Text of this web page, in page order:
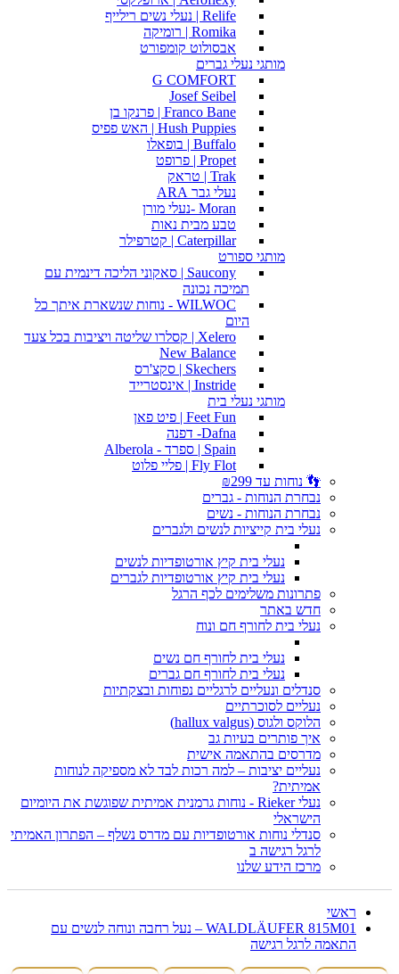
Relife | נעלי נשים רילייף
Romika | רומיקה
אבסולוט קומפורט
מותגי נעלי גברים
G COMFORT
Josef Seibel
Franco Bane | פרנקו בן
Hush Puppies | האש פפיס
Buffalo | בופאלו
Propet | פרופט
Trak | טראק
נעלי גבר ARA
Moran -נעלי מורן
טבע מבית נאות
Caterpillar | קטרפילר
מותגי ספורט
Saucony | סאקוני הליכה דינמית עם
תמיכה נכונה
WILWOC - נוחות שנשארת איתך כל
היום
Xelero | קסלרו שליטה ויציבות בכל צעד
New Balance
Skechers | סקצ'רס
Instride | אינסטרייד
מותגי נעלי בית
Feet Fun | פיט פאן
Dafna- דפנה
Spain | ספרד - Alberola
Fly Flot | פליי פלוט
👣 נוחות עד ₪299
נבחרת הנוחות - גברים
נבחרת הנוחות - נשים
נעלי בית קייציות לנשים ולגברים
נעלי בית קיץ אורטופדיות לנשים
נעלי בית קיץ אורטופדיות לגברים
פתרונות משלימים לכף הרגל
חדש באתר
נעלי בית לחורף חם ונוח
נעלי בית לחורף חם נשים
נעלי בית לחורף חם גברים
סנדלים ונעליים לרגליים נפוחות ובצקתיות
נעליים לסוכרתיים
הלוקס ולגוס (hallux valgus)
איך פותרים בעיות גב
מדרסים בהתאמה אישית
נעליים יציבות – למה רכות לבד לא מספיקה לנוחות
אמיתית?
נעלי Rieker - נוחות גרמנית אמיתית שפוגשת את היומיום
הישראלי
סנדלי נוחות אורטופדיות עם מדרס נשלף – הפתרון האמיתי
לרגל רגישה ב
מרכז הידע שלנו
ראשי
WALDLÄUFER 815M01 – נעל רחבה ונוחה לנשים עם
התאמה לרגל רגישה